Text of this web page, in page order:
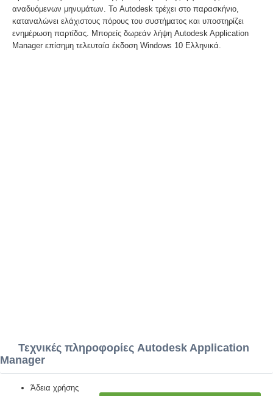
αναδυόμενων μηνυμάτων. Το Autodesk τρέχει στο παρασκήνιο,
καταναλώνει ελάχιστους πόρους του συστήματος και υποστηρίζει
ενημέρωση παρτίδας. Μπορείς δωρεάν λήψη Autodesk Application
Manager επίσημη τελευταία έκδοση Windows 10 Ελληνικά.
Τεχνικές πληροφορίες Autodesk Application
Manager
Άδεια χρήσης